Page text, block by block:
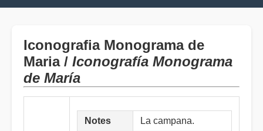
Iconografia Monograma de
Maria / Iconografía Monograma
de María
Notes La campana.